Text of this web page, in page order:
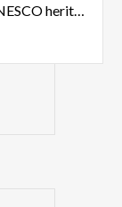
water, is known for its UNESCO heritage: the Sacro Monte